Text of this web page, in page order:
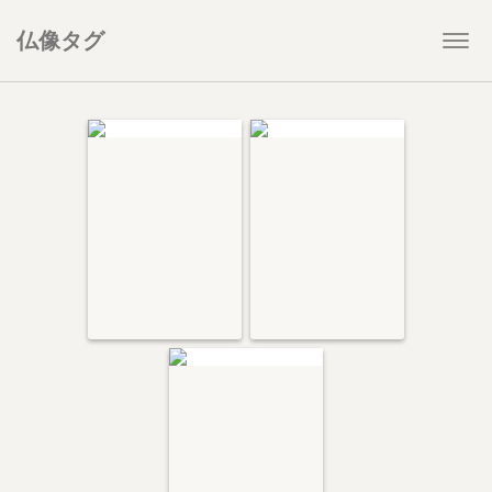
仏像タグ